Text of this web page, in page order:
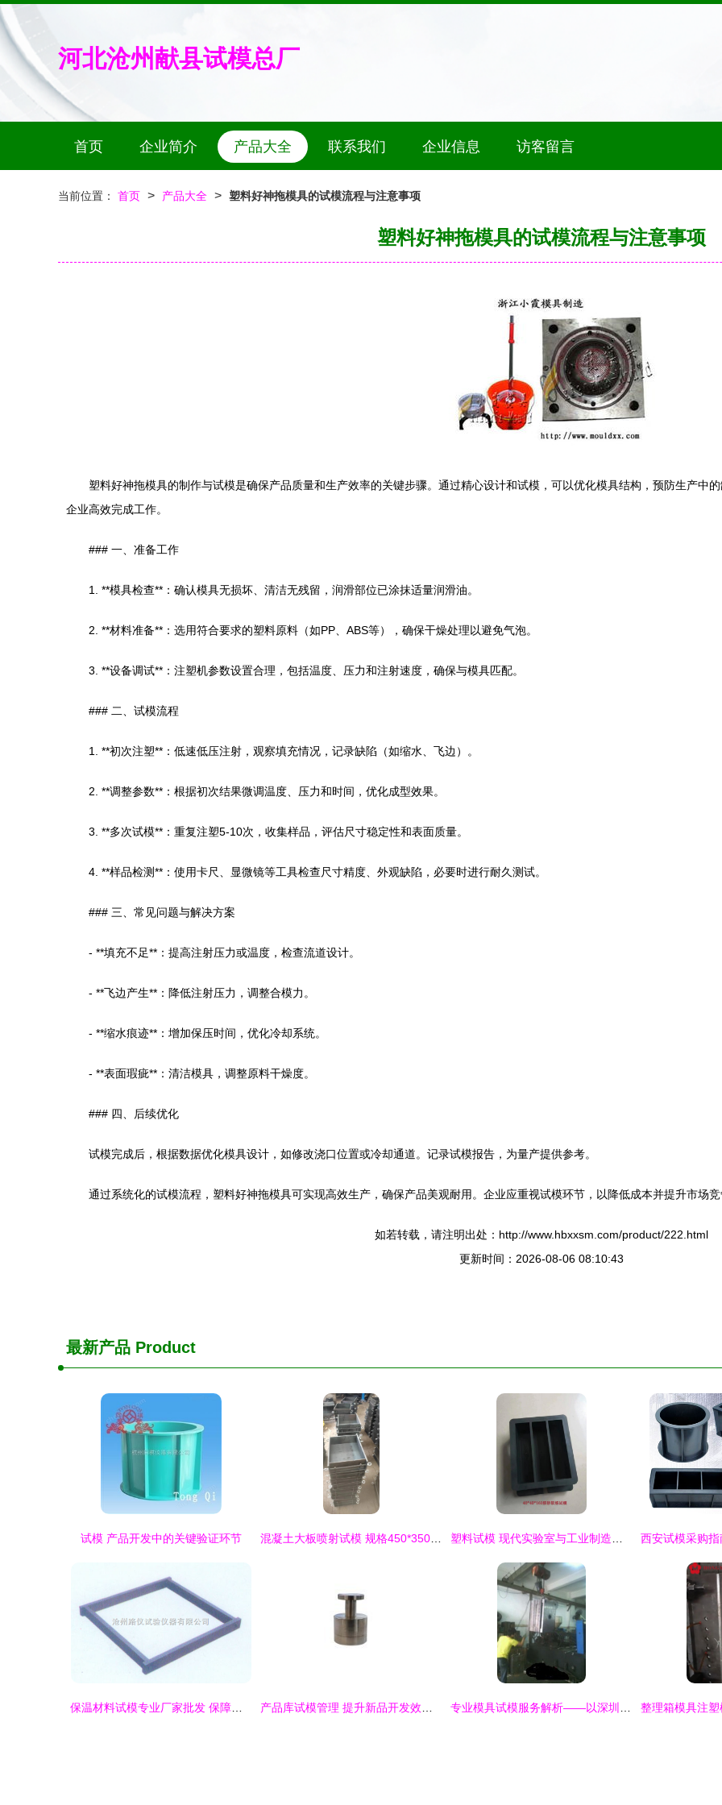
河北沧州献县试模总厂
首页 企业简介 产品大全 联系我们 企业信息 访客留言
当前位置： 首页 > 产品大全 > 塑料好神拖模具的试模流程与注意事项
塑料好神拖模具的试模流程与注意事项
塑料好神拖模具的制作与试模是确保产品质量和生产效率的关键步骤。通过精心设计和试模，可以优化模具结构，预防生产中
企业高效完成工作。
### 一、准备工作
1. **模具检查**：确认模具无损坏、清洁无残留，润滑部位已涂抹适量润滑油。
2. **材料准备**：选用符合要求的塑料原料（如PP、ABS等），确保干燥处理以避免气泡。
3. **设备调试**：注塑机参数设置合理，包括温度、压力和注射速度，确保与模具匹配。
### 二、试模流程
1. **初次注塑**：低速低压注射，观察填充情况，记录缺陷（如缩水、飞边）。
2. **调整参数**：根据初次结果微调温度、压力和时间，优化成型效果。
3. **多次试模**：重复注塑5-10次，收集样品，评估尺寸稳定性和表面质量。
4. **样品检测**：使用卡尺、显微镜等工具检查尺寸精度、外观缺陷，必要时进行耐久测试。
### 三、常见问题与解决方案
- **填充不足**：提高注射压力或温度，检查流道设计。
- **飞边产生**：降低注射压力，调整合模力。
- **缩水痕迹**：增加保压时间，优化冷却系统。
- **表面瑕疵**：清洁模具，调整原料干燥度。
### 四、后续优化
试模完成后，根据数据优化模具设计，如修改浇口位置或冷却通道。记录试模报告，为量产提供参考。
通过系统化的试模流程，塑料好神拖模具可实现高效生产，确保产品美观耐用。企业应重视试模环节，以降低成本并提升市场
如若转载，请注明出处：http://www.hbxxsm.com/product/222.html
更新时间：2026-08-06 08:10:43
最新产品 Product
试模 产品开发中的关键验证环节